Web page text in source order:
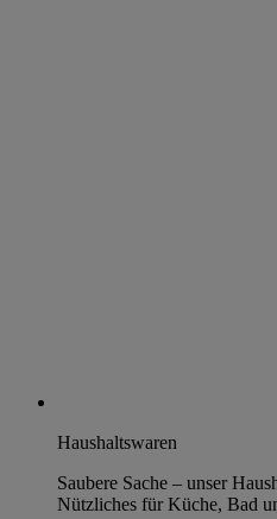
Haushaltswaren
Saubere Sache – unser
Nützliches für Küche, Bad